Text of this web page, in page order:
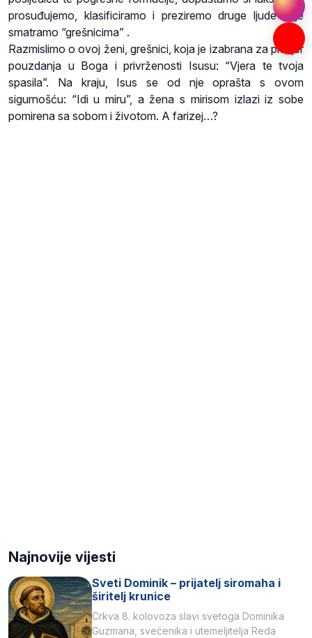
prosuđujemo, klasificiramo i preziremo druge ljude koje
smatramo “grešnicima” .
Razmislimo o ovoj ženi, grešnici, koja je izabrana za primjer
pouzdanja u Boga i privrženosti Isusu: “Vjera te tvoja
spasila”. Na kraju, Isus se od nje oprašta s ovom
sigurnošću: “Idi u miru”, a žena s mirisom izlazi iz sobe
pomirena sa sobom i životom. A farizej…?
Najnovije vijesti
Sveti Dominik – prijatelj siromaha i
širitelj krunice
Crkva 8. kolovoza slavi svetoga Dominika
Guzmana, svećenika i utemeljitelja Reda